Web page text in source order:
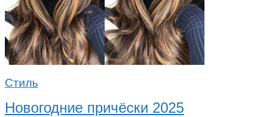
Стиль
Новогодние причёски 2025